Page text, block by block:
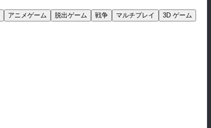
アニメゲーム 脱出ゲーム 戦争 マルチプレイ
3D ゲーム